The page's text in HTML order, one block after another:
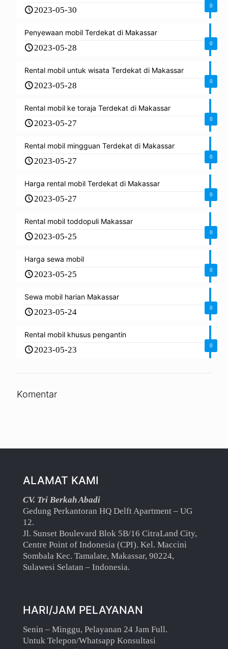
0
2023-05-30
0
Penyewaan mobil Terdekat di Makassar
2023-05-28
0
Rental mobil untuk wisata Terdekat di Makassar
2023-05-28
0
Rental mobil ke toraja Terdekat di Makassar
2023-05-27
0
Rental mobil mingguan Terdekat di Makassar
2023-05-27
0
Harga rental mobil Terdekat di Makassar
2023-05-27
0
Rental mobil toddopuli Makassar
2023-05-25
0
Harga sewa mobil
2023-05-25
0
Sewa mobil harian Makassar
2023-05-24
0
Rental mobil khusus pengantin
2023-05-23
Komentar
ALAMAT KAMI
CV. Tri Berkah Abadi
Gedung Perkantoran HQ Delft Apartment – UG
12.
Jl. Sunset Boulevard Blok 5B/16 CitraLand City,
Centre Point of Indonesia (CPI). Kel. Maccini
Sombala Kec. Tamalate, Makassar, 90224,
Sulawesi Selatan – Indonesia.
HARI/JAM PELAYANAN
Senin – Minggu, Pelayanan 24 Jam Full.
Untuk Telepon/Whatsapp Konsultasi